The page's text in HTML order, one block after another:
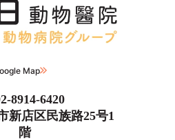
Map
8914-6420
新店区民族路25号1
階